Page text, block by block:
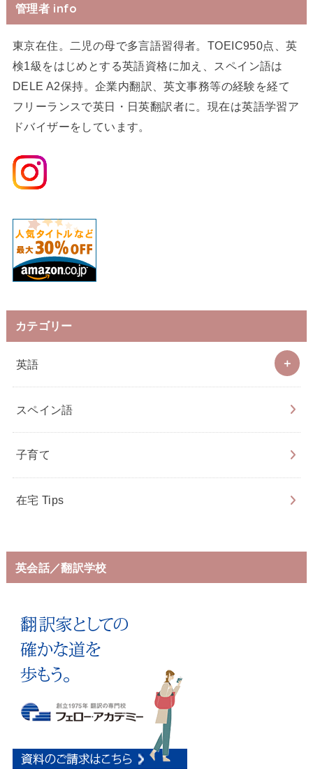
管理者 info
東京在住。二児の母で多言語習得者。TOEIC950点、英
検1級をはじめとする英語資格に加え、スペイン語は
DELE A2保持。企業内翻訳、英文事務等の経験を経て
フリーランスで英日・日英翻訳者に。現在は英語学習ア
ドバイザーをしています。
カテゴリー
英語
スペイン語
子育て
在宅 Tips
英会話／翻訳学校